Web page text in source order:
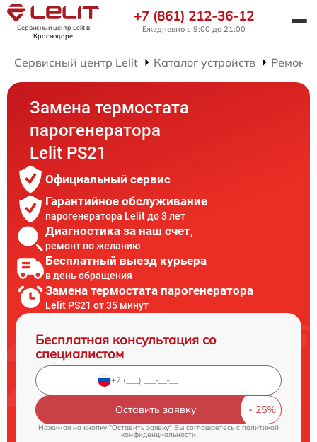
Сервисный центр Lelitв
Краснодаре
+7 (861) 212-36-12
Ежедневно с 9:00 до 21:00
Сервисный центр Lelit Каталог устройств Ремонт
Замена термостата
парогенератора
Lelit PS21
Официальный сервис
Гарантийное обслуживание
парогенератора Lelit до 3 лет
Диагностика за наш счет,
ремонт по желанию
Бесплатный выезд курьера
в день обращения
Замена термостата парогенератора
Lelit PS21 от 35 минут
Бесплатная консультация со
специалистом
Оставить заявку
Нажимая на кнопку "Оставить заявку" Вы соглашаетесь cполитикой
конфиденциальности